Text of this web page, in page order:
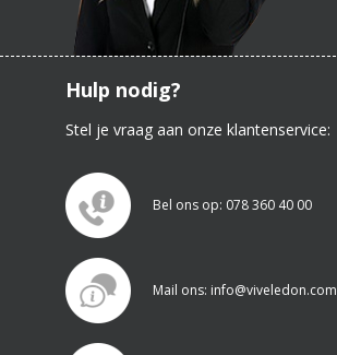
Hulp nodig?
Stel je vraag aan onze klantenservice:
Bel ons op: 078 360 40 00
Mail ons: info@viveledon.com